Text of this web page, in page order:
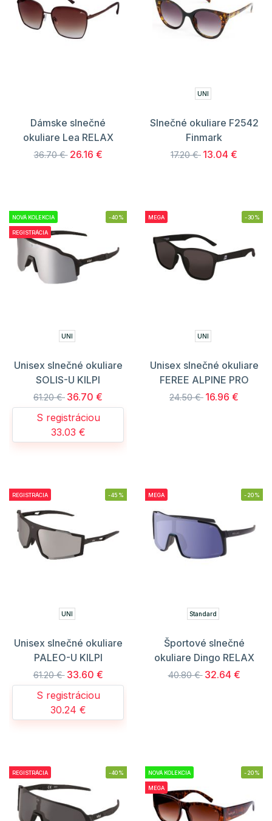
Dámske slnečné
okuliare Lea RELAX
36.70 € 26.16 €
UNI
Slnečné okuliare F2542
Finmark
17.20 € 13.04 €
NOVÁ KOLEKCIA
REGISTRÁCIA
-40%
UNI
Unisex slnečné okuliare
SOLIS-U KILPI
61.20 € 36.70 €
S registráciou
33.03 €
MEGA -30%
UNI
Unisex slnečné okuliare
FEREE ALPINE PRO
24.50 € 16.96 €
REGISTRÁCIA -45%
UNI
Unisex slnečné okuliare
PALEO-U KILPI
61.20 € 33.60 €
S registráciou
30.24 €
MEGA -20%
Standard
Športové slnečné
okuliare Dingo RELAX
40.80 € 32.64 €
REGISTRÁCIA -40% NOVÁ KOLEKCIA
MEGA
-20%